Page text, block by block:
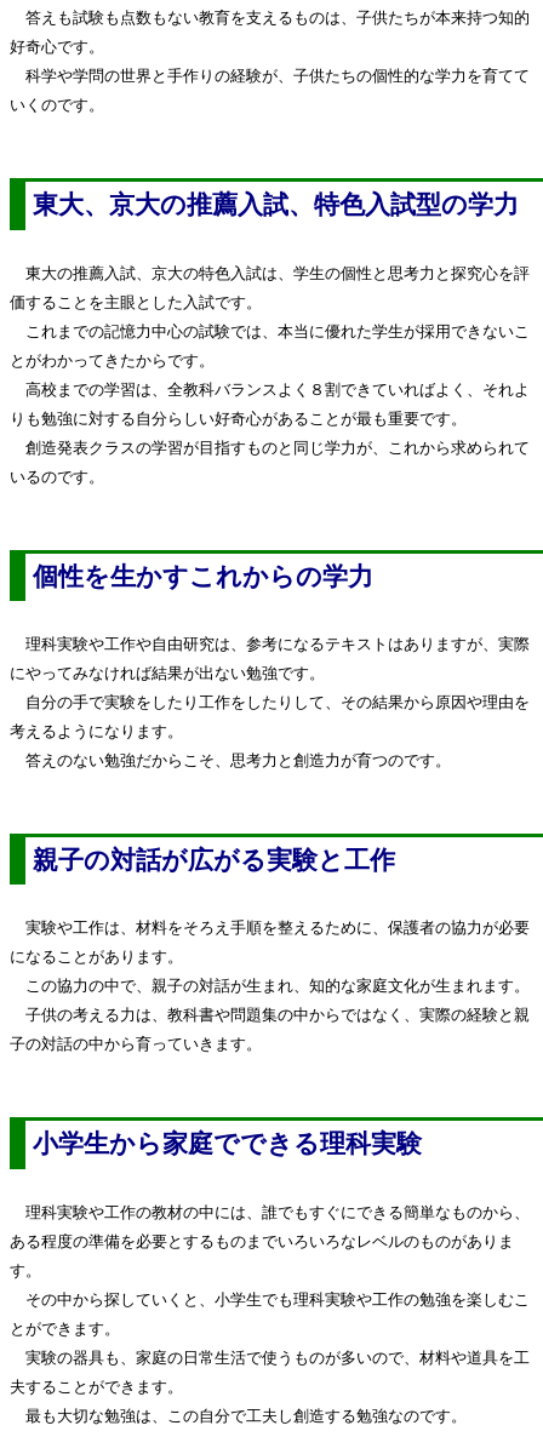
答えも試験も点数もない教育を支えるものは、子供たちが本来持つ知的
好奇心です。
科学や学問の世界と手作りの経験が、子供たちの個性的な学力を育てて
いくのです。
東大、京大の推薦入試、特色入試型の学力
東大の推薦入試、京大の特色入試は、学生の個性と思考力と探究心を評
価することを主眼とした入試です。
これまでの記憶力中心の試験では、本当に優れた学生が採用できないこ
とがわかってきたからです。
高校までの学習は、全教科バランスよく８割できていればよく、それよ
りも勉強に対する自分らしい好奇心があることが最も重要です。
創造発表クラスの学習が目指すものと同じ学力が、これから求められて
いるのです。
個性を生かすこれからの学力
理科実験や工作や自由研究は、参考になるテキストはありますが、実際
にやってみなければ結果が出ない勉強です。
自分の手で実験をしたり工作をしたりして、その結果から原因や理由を
考えるようになります。
答えのない勉強だからこそ、思考力と創造力が育つのです。
親子の対話が広がる実験と工作
実験や工作は、材料をそろえ手順を整えるために、保護者の協力が必要
になることがあります。
この協力の中で、親子の対話が生まれ、知的な家庭文化が生まれます。
子供の考える力は、教科書や問題集の中からではなく、実際の経験と親
子の対話の中から育っていきます。
小学生から家庭でできる理科実験
理科実験や工作の教材の中には、誰でもすぐにできる簡単なものから、
ある程度の準備を必要とするものまでいろいろなレベルのものがありま
す。
その中から探していくと、小学生でも理科実験や工作の勉強を楽しむこ
とができます。
実験の器具も、家庭の日常生活で使うものが多いので、材料や道具を工
夫することができます。
最も大切な勉強は、この自分で工夫し創造する勉強なのです。